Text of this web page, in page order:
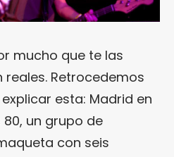
mucho que te las
Retrocedemos
esta: Madrid en
un grupo de
con seis